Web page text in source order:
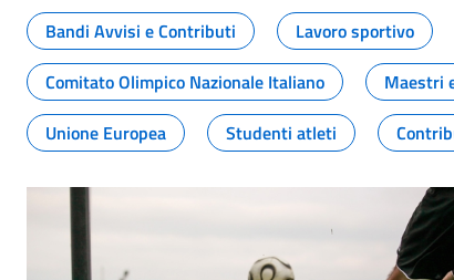
Bandi Avvisi e Contributi
Lavoro sportivo
Comitato Olimpico Nazionale Italiano
Maestri
Unione Europea
Studenti atleti